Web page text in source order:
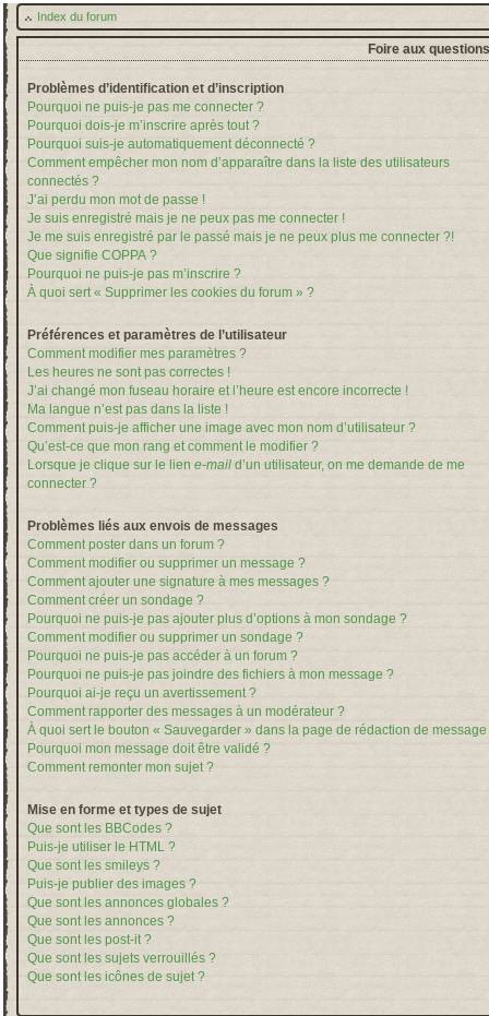
Index du forum
Foire aux
Problèmes d’identification et d’inscription
Pourquoi ne puis-je pas me connecter ?
Pourquoi dois-je m’inscrire après tout ?
Pourquoi suis-je automatiquement déconnecté ?
Comment empêcher mon nom d’apparaître dans la liste des utilisateurs
connectés ?
J’ai perdu mon mot de passe !
Je suis enregistré mais je ne peux pas me connecter !
Je me suis enregistré par le passé mais je ne peux plus me connecter ?!
Que signifie COPPA ?
Pourquoi ne puis-je pas m’inscrire ?
À quoi sert « Supprimer les cookies du forum » ?
Préférences et paramètres de l’utilisateur
Comment modifier mes paramètres ?
Les heures ne sont pas correctes !
J’ai changé mon fuseau horaire et l’heure est encore incorrecte !
Ma langue n’est pas dans la liste !
Comment puis-je afficher une image avec mon nom d’utilisateur ?
Qu’est-ce que mon rang et comment le modifier ?
Lorsque je clique sur le lien e-mail d’un utilisateur, on me demande de me
connecter ?
Problèmes liés aux envois de messages
Comment poster dans un forum ?
Comment modifier ou supprimer un message ?
Comment ajouter une signature à mes messages ?
Comment créer un sondage ?
Pourquoi ne puis-je pas ajouter plus d’options à mon sondage ?
Comment modifier ou supprimer un sondage ?
Pourquoi ne puis-je pas accéder à un forum ?
Pourquoi ne puis-je pas joindre des fichiers à mon message ?
Pourquoi ai-je reçu un avertissement ?
Comment rapporter des messages à un modérateur ?
À quoi sert le bouton « Sauvegarder » dans la page de rédaction de message
Pourquoi mon message doit être validé ?
Comment remonter mon sujet ?
Mise en forme et types de sujet
Que sont les BBCodes ?
Puis-je utiliser le HTML ?
Que sont les smileys ?
Puis-je publier des images ?
Que sont les annonces globales ?
Que sont les annonces ?
Que sont les post-it ?
Que sont les sujets verrouillés ?
Que sont les icônes de sujet ?